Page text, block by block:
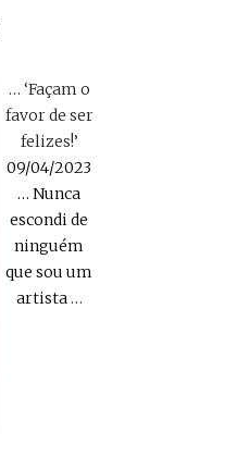
… ‘Façam o
favor de ser
felizes!’
09/04/2023
… Nunca
escondi de
ninguém
que sou um
artista…